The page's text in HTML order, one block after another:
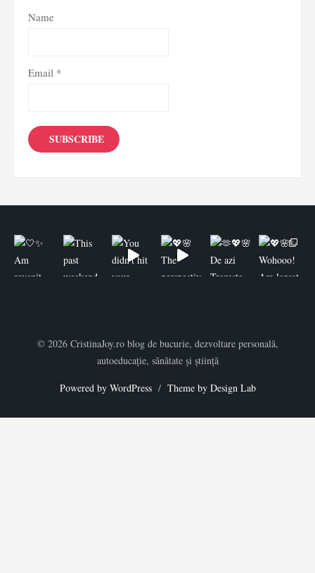
Name
Email *
© 2026 CristinaJoy.ro blog de bucurie, dezvoltare personală,
autoeducație, sănătate și știință
Powered by WordPress / Theme by Design Lab